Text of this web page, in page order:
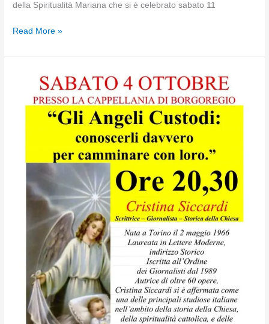
della Spiritualità Mariana che si è celebrato sabato 11
Giubileo
con
Madonna
Read More »